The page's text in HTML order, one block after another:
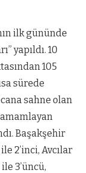
ilk gününde
yapıldı. 10
105
sürede
sahne olan
Başakşehir
2’inci, Avcılar
3’üncü,